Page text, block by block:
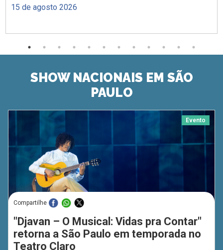
15 de agosto 2026
SHOW NACIONAIS EM SÃO
PAULO
Evento
Compartilhe
"Djavan – O Musical: Vidas pra Contar"
retorna a São Paulo em temporada no
Teatro Claro